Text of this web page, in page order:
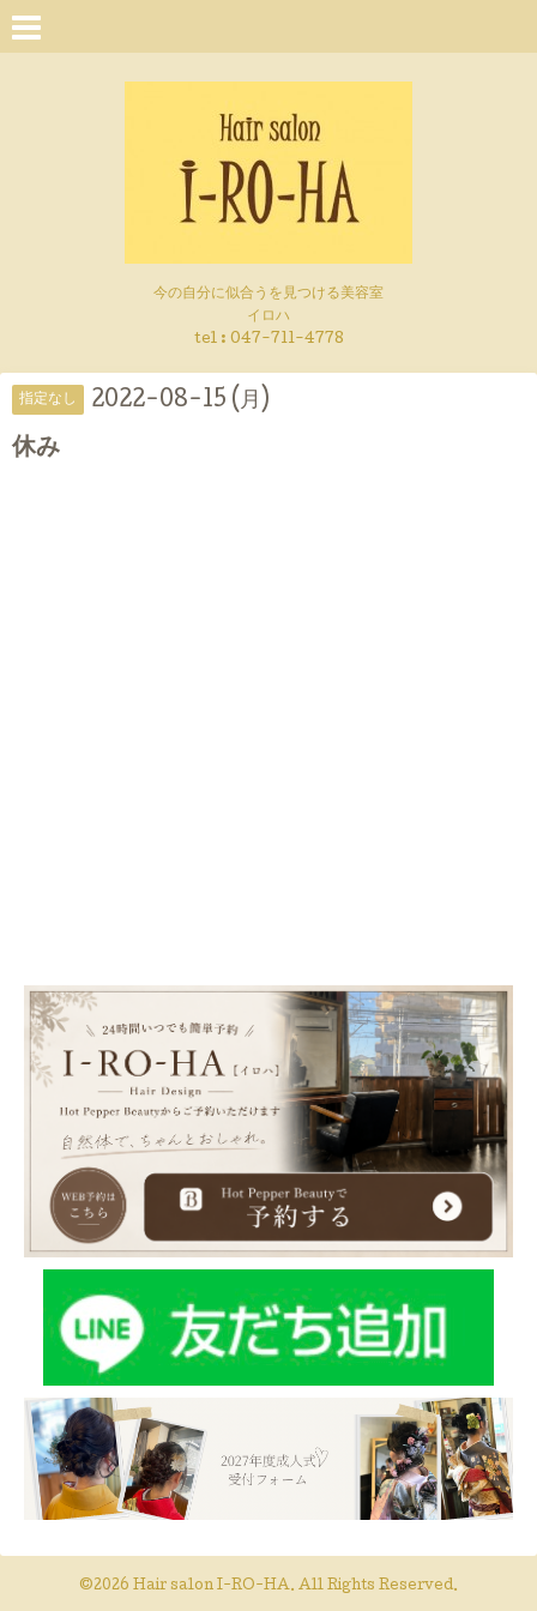
今の自分に似合うを見つける美容室
イロハ
tel : 047-711-4778
指定なし 2022-08-15 (月)
休み
©2026 Hair salon I-RO-HA. All Rights Reserved.